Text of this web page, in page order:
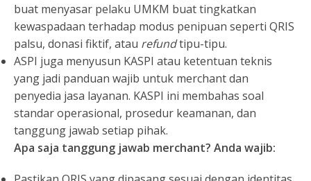
buat menyasar pelaku UMKM buat tingkatkan
kewaspadaan terhadap modus penipuan seperti QRIS
palsu, donasi fiktif, atau refundtipu-tipu.
ASPI juga menyusun KASPI atau ketentuan teknis
yang jadi panduan wajib untuk merchant dan
penyedia jasa layanan. KASPI ini membahas soal
standar operasional, prosedur keamanan, dan
tanggung jawab setiap pihak.
Apa saja tanggung jawab merchant? Anda wajib: